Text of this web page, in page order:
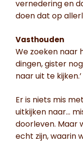
vernedering en
doen dat op
Vasthouden
We zoeken naar
dingen, gister
naar uit te kijken.’
Er is niets mis
uitkijken naar…
doorleven. Maar
echt zijn, waarin